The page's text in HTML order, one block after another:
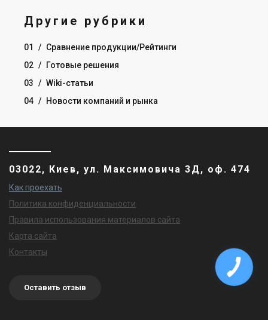
Другие рубрики
01 / Сравнение продукции/Рейтинги
02 / Готовые решения
03 / Wiki-статьи
04 / Новости компаний и рынка
03022, Киев, ул. Максимовича 3Д, оф. 474
Как проехать
Политика конфиденциальности
Правила использования материалов сайта
Карта сайта
Контакты
Оставить отзыв